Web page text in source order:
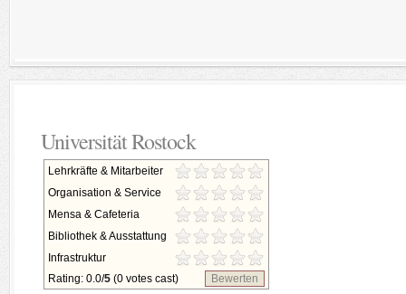
Universität Rostock
Lehrkräfte & Mitarbeiter
Organisation & Service
Mensa & Cafeteria
Bibliothek & Ausstattung
Infrastruktur
Rating: 0.0/5 (0 votes cast) Bewerten